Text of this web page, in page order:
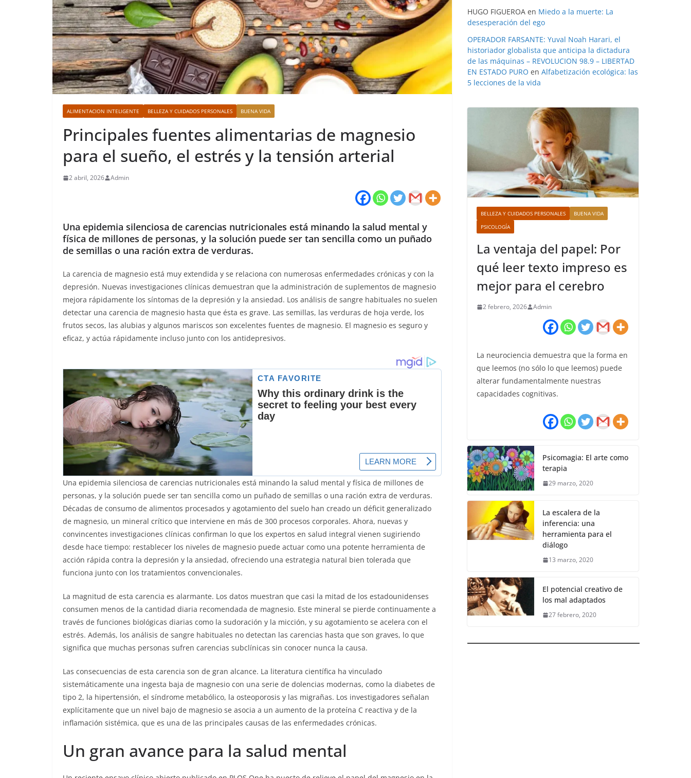
ALIMENTACION INTELIGENTE BELLEZA Y CUIDADOS PERSONALES BUENA VIDA
Principales fuentes alimentarias de magnesio
para el sueño, el estrés y la tensión arterial
2 abril, 2026 Admin
Una epidemia silenciosa de carencias nutricionales está minando la salud mental y
física de millones de personas, y la solución puede ser tan sencilla como un puñado
de semillas o una ración extra de verduras.
La carencia de magnesio está muy extendida y se relaciona con numerosas enfermedades crónicas y con la
depresión. Nuevas investigaciones clínicas demuestran que la administración de suplementos de magnesio
mejora rápidamente los síntomas de la depresión y la ansiedad. Los análisis de sangre habituales no suelen
detectar una carencia de magnesio hasta que ésta es grave. Las semillas, las verduras de hoja verde, los
frutos secos, las alubias y algunos mariscos son excelentes fuentes de magnesio. El magnesio es seguro y
eficaz, y actúa rápidamente incluso junto con los antidepresivos.
Una epidemia silenciosa de carencias nutricionales está minando la salud mental y física de millones de
personas, y la solución puede ser tan sencilla como un puñado de semillas o una ración extra de verduras.
Décadas de consumo de alimentos procesados y agotamiento del suelo han creado un déficit generalizado
de magnesio, un mineral crítico que interviene en más de 300 procesos corporales. Ahora, nuevas y
convincentes investigaciones clínicas confirman lo que los expertos en salud integral vienen sugiriendo
desde hace tiempo: restablecer los niveles de magnesio puede actuar como una potente herramienta de
acción rápida contra la depresión y la ansiedad, ofreciendo una estrategia natural bien tolerada que
funciona junto con los tratamientos convencionales.
La magnitud de esta carencia es alarmante. Los datos muestran que casi la mitad de los estadounidenses
consumen menos de la cantidad diaria recomendada de magnesio. Este mineral se pierde continuamente a
través de funciones biológicas diarias como la sudoración y la micción, y su agotamiento se acelera con el
estrés. Además, los análisis de sangre habituales no detectan las carencias hasta que son graves, lo que
significa que muchas personas sufren carencias subclínicas sin conocer nunca la causa.
Las consecuencias de esta carencia son de gran alcance. La literatura científica ha vinculado
sistemáticamente una ingesta baja de magnesio con una serie de dolencias modernas, como la diabetes de
tipo 2, la hipertensión, el síndrome metabólico, la osteoporosis y las migrañas. Los investigadores señalan
explícitamente que un nivel bajo de magnesio se asocia a un aumento de la proteína C reactiva y de la
inflamación sistémica, que es una de las principales causas de las enfermedades crónicas.
Un gran avance para la salud mental
HUGO FIGUEROA en Miedo a la muerte: La
desesperación del ego
OPERADOR FARSANTE: Yuval Noah Harari, el
historiador globalista que anticipa la dictadura
de las máquinas – REVOLUCION 98.9 – LIBERTAD
EN ESTADO PURO en Alfabetización ecológica: las
5 lecciones de la vida
BELLEZA Y CUIDADOS PERSONALES
BUENA VIDA
PSICOLOGÍA
La ventaja del papel: Por
qué leer texto impreso es
mejor para el cerebro
2 febrero, 2026 Admin
La neurociencia demuestra que la forma en
que leemos (no sólo lo que leemos) puede
alterar fundamentalmente nuestras
capacidades cognitivas.
Psicomagia: El arte como
terapia
29 marzo, 2020
La escalera de la
inferencia: una
herramienta para el
diálogo
13 marzo, 2020
El potencial creativo de
los mal adaptados
27 febrero, 2020